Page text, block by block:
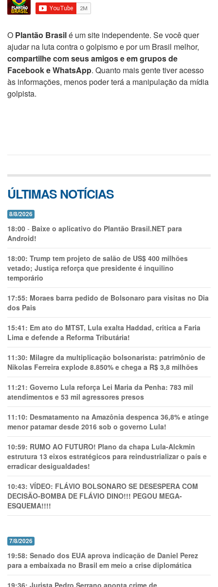
O Plantão Brasilé um site independente. Se você quer
ajudar na luta contra o golpismo e por um Brasil melhor,
compartilhe com seus amigos e em grupos de
Facebook e WhatsApp. Quanto mais gente tiver acesso
às informações, menos poder terá a manipulação da mídia
golpista.
ÚLTIMAS NOTÍCIAS
8/8/2026
18:00 - Baixe o aplicativo do Plantão Brasil.NET para
Android!
18:00: Trump tem projeto de salão de US$ 400 milhões
vetado; Justiça reforça que presidente é inquilino
temporário
17:55: Moraes barra pedido de Bolsonaro para visitas no Dia
dos Pais
15:41: Em ato do MTST, Lula exalta Haddad, critica a Faria
Lima e defende a Reforma Tributária!
11:30: Milagre da multiplicação bolsonarista: patrimônio de
Nikolas Ferreira explode 8.850% e chega a R$ 3,8 milhões
11:21: Governo Lula reforça Lei Maria da Penha: 783 mil
atendimentos e 53 mil agressores presos
11:10: Desmatamento na Amazônia despenca 36,8% e atinge
menor patamar desde 2016 sob o governo Lula!
10:59: RUMO AO FUTURO! Plano da chapa Lula-Alckmin
estrutura 13 eixos estratégicos para reindustrializar o país e
erradicar desigualdades!
10:43: VÍDEO: FLÁVIO BOLSONARO SE DESESPERA COM
DECISÃO-BOMBA DE FLÁVIO DINO!!! PEGOU MEGA-
ESQUEMA!!!!
7/8/2026
19:58: Senado dos EUA aprova indicação de Daniel Perez
para a embaixada no Brasil em meio a crise diplomática
19:36: Jurista Pedro Serrano aponta crime de